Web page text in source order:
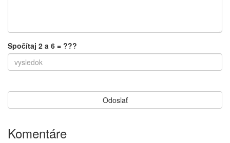
Spočítaj 2 a 6 = ???
Komentáre